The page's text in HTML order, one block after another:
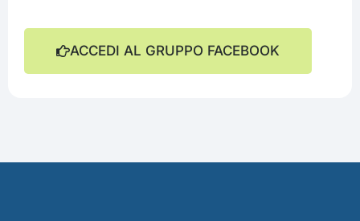
ACCEDI AL GRUPPO FACEBOOK